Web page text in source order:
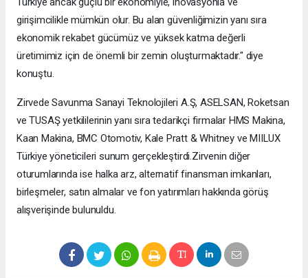
girişimcilikle mümkün olur. Bu alan güvenliğimizin yanı sıra
ekonomik rekabet gücümüz ve yüksek katma değerli
üretimimiz için de önemli bir zemin oluşturmaktadır." diye
konuştu.
Zirvede Savunma Sanayi Teknolojileri A.Ş, ASELSAN, Roketsan
ve TUSAŞ yetkililerinin yanı sıra tedarikçi firmalar HMS Makina,
Kaan Makina, BMC Otomotiv, Kale Pratt & Whitney ve MIILUX
Türkiye yöneticileri sunum gerçekleştirdi.Zirvenin diğer
oturumlarında ise halka arz, alternatif finansman imkanları,
birleşmeler, satın almalar ve fon yatırımları hakkında görüş
alışverişinde bulunuldu.